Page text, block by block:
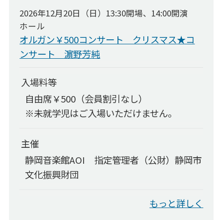
AOIボランティア
AOIボランティア
ボランティアの活動
子ども音楽館
子ども音楽館
子どものためのコンサート
どこでもAOI/「静岡の名手たち」によるピアノ･ミニ･コンサート
アウトリーチ・コンサート
2026年12月20日（日）13:30開場、14:00開演
ホール
オルガン￥500コンサート クリスマス★コ
ンサート 濵野芳純
入場料等
自由席￥500（会員割引なし）
※未就学児はご入場いただけません。
主催
静岡音楽館AOI 指定管理者（公財）静岡市
文化振興財団
もっと詳しく